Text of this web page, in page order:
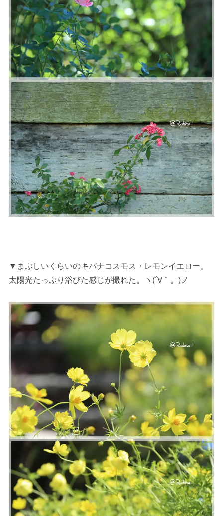
▼まぶしいくらいのキバナコスモス・レモンイエロー。
太陽光たっぷり浴びた感じが撮れた。ヽ(´∀｀。)ノ